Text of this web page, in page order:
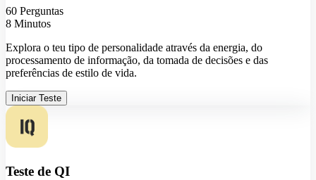
60 Perguntas
8 Minutos
Explora o teu tipo de personalidade através da energia, do
processamento de informação, da tomada de decisões e das
preferências de estilo de vida.
Iniciar Teste
Teste de QI